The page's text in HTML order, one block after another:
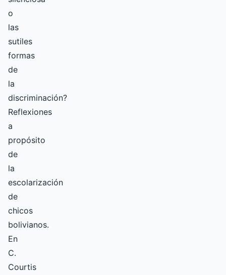
o
las
sutiles
formas
de
la
discriminación?
Reflexiones
a
propósito
de
la
escolarización
de
chicos
bolivianos.
En
C.
Courtis